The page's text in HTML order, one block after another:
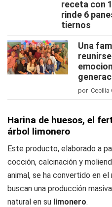
receta con
rinde 6
tiernos
Una
por Cecilia
Harina de huesos, el
árbol limonero
Este producto, elaborado a
cocción, calcinación y
animal, se ha convertido en el
buscan una producción
natural en su limonero.